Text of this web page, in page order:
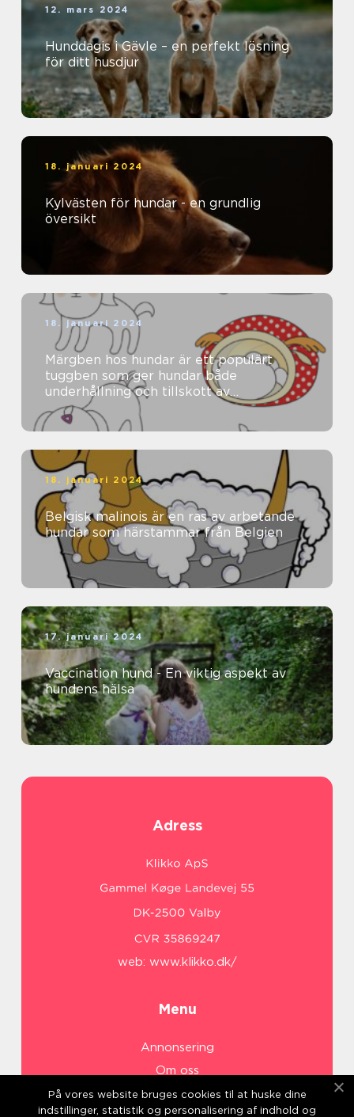
12. mars 2024
Hunddagis i Gävle – en perfekt lösning
för ditt husdjur
18. januari 2024
Kylvästen för hundar - en grundlig
översikt
18. januari 2024
Märgben hos hundar är ett populärt
tuggben som ger hundar både
underhållning och tillskott av
näringsämnen
18. januari 2024
Belgisk malinois är en ras av arbetande
hundar som härstammar från Belgien
17. januari 2024
Vaccination hund - En viktig aspekt av
hundens hälsa
Adress
web: www.klikko.dk/
Menu
Annonsering
Om oss
Cookies
På vores website bruges cookies til at huske dine
indstillinger, statistik og personalisering af indhold og